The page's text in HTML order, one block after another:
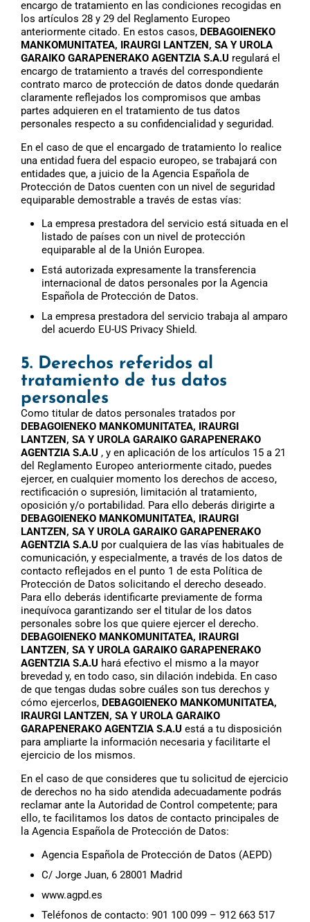
encargo de tratamiento en las condiciones recogidas en
los artículos 28 y 29 del Reglamento Europeo
anteriormente citado. En estos casos, DEBAGOIENEKO
MANKOMUNITATEA, IRAURGI LANTZEN, SA Y UROLA
GARAIKO GARAPENERAKO AGENTZIA S.A.U regulará el
encargo de tratamiento a través del correspondiente
contrato marco de protección de datos donde quedarán
claramente reflejados los compromisos que ambas
partes adquieren en el tratamiento de tus datos
personales respecto a su confidencialidad y seguridad.
En el caso de que el encargado de tratamiento lo realice
una entidad fuera del espacio europeo, se trabajará con
entidades que, a juicio de la Agencia Española de
Protección de Datos cuenten con un nivel de seguridad
equiparable demostrable a través de estas vías:
La empresa prestadora del servicio está situada en el
listado de países con un nivel de protección
equiparable al de la Unión Europea.
Está autorizada expresamente la transferencia
internacional de datos personales por la Agencia
Española de Protección de Datos.
La empresa prestadora del servicio trabaja al amparo
del acuerdo EU-US Privacy Shield.
5. Derechos referidos al
tratamiento de tus datos
personales
Como titular de datos personales tratados por
DEBAGOIENEKO MANKOMUNITATEA, IRAURGI
LANTZEN, SA Y UROLA GARAIKO GARAPENERAKO
AGENTZIA S.A.U , y en aplicación de los artículos 15 a 21
del Reglamento Europeo anteriormente citado, puedes
ejercer, en cualquier momento los derechos de acceso,
rectificación o supresión, limitación al tratamiento,
oposición y/o portabilidad. Para ello deberás dirigirte a
DEBAGOIENEKO MANKOMUNITATEA, IRAURGI
LANTZEN, SA Y UROLA GARAIKO GARAPENERAKO
AGENTZIA S.A.U por cualquiera de las vías habituales de
comunicación, y especialmente, a través de los datos de
contacto reflejados en el punto 1 de esta Política de
Protección de Datos solicitando el derecho deseado.
Para ello deberás identificarte previamente de forma
inequívoca garantizando ser el titular de los datos
personales sobre los que quiere ejercer el derecho.
DEBAGOIENEKO MANKOMUNITATEA, IRAURGI
LANTZEN, SA Y UROLA GARAIKO GARAPENERAKO
AGENTZIA S.A.U hará efectivo el mismo a la mayor
brevedad y, en todo caso, sin dilación indebida. En caso
de que tengas dudas sobre cuáles son tus derechos y
cómo ejercerlos, DEBAGOIENEKO MANKOMUNITATEA,
IRAURGI LANTZEN, SA Y UROLA GARAIKO
GARAPENERAKO AGENTZIA S.A.U está a tu disposición
para ampliarte la información necesaria y facilitarte el
ejercicio de los mismos.
En el caso de que consideres que tu solicitud de ejercicio
de derechos no ha sido atendida adecuadamente podrás
reclamar ante la Autoridad de Control competente; para
ello, te facilitamos los datos de contacto principales de
la Agencia Española de Protección de Datos:
Agencia Española de Protección de Datos (AEPD)
C/ Jorge Juan, 6 28001 Madrid
www.agpd.es
Teléfonos de contacto: 901 100 099 – 912 663 517